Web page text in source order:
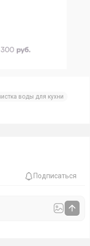
воды для кухни
Подписаться